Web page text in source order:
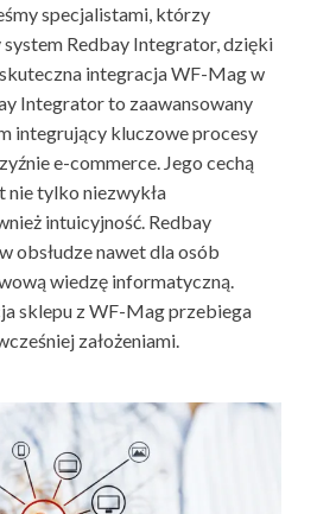
specjalistami, którzy
Redbay Integrator, dzięki
integracja WF-Mag w
Integrator to zaawansowany
integrujący kluczowe procesy
e-commerce. Jego cechą
nie tylko niezwykła
intuicyjność. Redbay
obsłudze nawet dla osób
wiedzę informatyczną.
sklepu z WF-Mag przebiega
założeniami.